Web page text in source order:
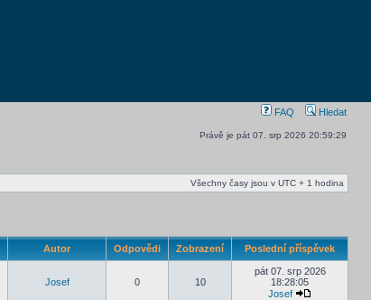
FAQ Hledat
Právě je pát 07. srp 2026 20:59:29
Všechny časy jsou v UTC + 1 hodina
Autor Odpovědi Zobrazení Poslední příspěvek
Josef 0 10
pát 07. srp 2026
18:28:05
Josef